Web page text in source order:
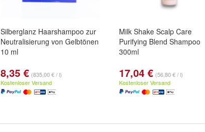
Silberglanz Haarshampoo zur
Neutralisierung von Gelbtönen
10 ml
8,35 € (835,00 € / l)
Kostenloser Versand
Milk Shake Scalp Care
Purifying Blend Shampoo
300ml
17,04 € (56,80 € / l)
Kostenloser Versand